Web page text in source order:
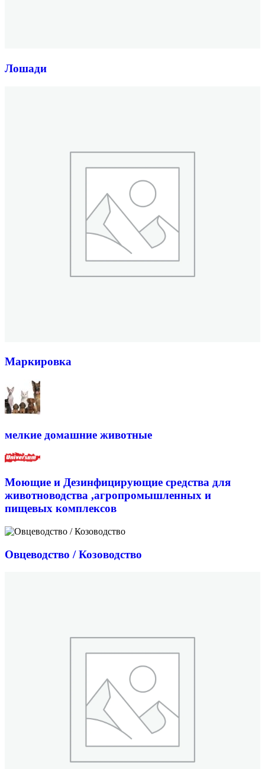
Лошади
Маркировка
мелкие домашние животные
Моющие и Дезинфицирующие средства для
животноводства ,агропромышленных и
пищевых комплексов
Овцеводство / Козоводство